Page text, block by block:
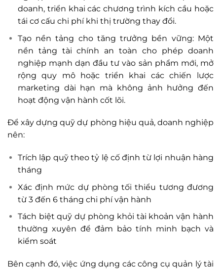
doanh, triển khai các chương trình kích cầu hoặc
tái cơ cấu chi phí khi thị trường thay đổi.
Tạo nền tảng cho tăng trưởng bền vững: Một
nền tảng tài chính an toàn cho phép doanh
nghiệp mạnh dạn đầu tư vào sản phẩm mới, mở
rộng quy mô hoặc triển khai các chiến lược
marketing dài hạn mà không ảnh hưởng đến
hoạt động vận hành cốt lõi.
Để xây dựng quỹ dự phòng hiệu quả, doanh nghiệp
nên:
Trích lập quỹ theo tỷ lệ cố định từ lợi nhuận hàng
tháng
Xác định mức dự phòng tối thiểu tương đương
từ 3 đến 6 tháng chi phí vận hành
Tách biệt quỹ dự phòng khỏi tài khoản vận hành
thường xuyên để đảm bảo tính minh bạch và
kiểm soát
Bên cạnh đó, việc ứng dụng các công cụ quản lý tài